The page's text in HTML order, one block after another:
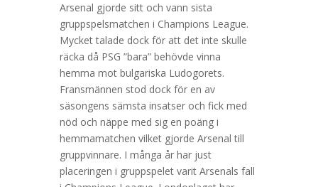
Arsenal gjorde sitt och vann sista
gruppspelsmatchen i Champions League.
Mycket talade dock för att det inte skulle
räcka då PSG ”bara” behövde vinna
hemma mot bulgariska Ludogorets.
Fransmännen stod dock för en av
säsongens sämsta insatser och fick med
nöd och näppe med sig en poäng i
hemmamatchen vilket gjorde Arsenal till
gruppvinnare. I många år har just
placeringen i gruppspelet varit Arsenals fall